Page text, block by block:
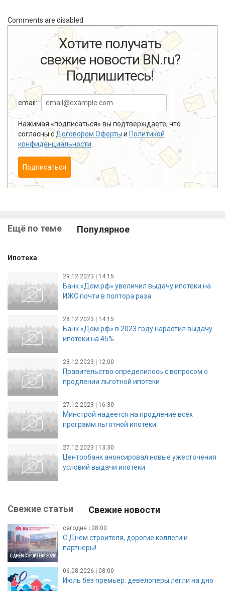
Comments are disabled
Хотите получать
свежие новости BN.ru?
Подпишитесь!
email:
Нажимая «подписаться» вы подтверждаете, что
согласны сДоговором Оферты и Политикой
конфиденциальности
Подписаться
Ещё по теме Популярное
Ипотека
29.12.2023 | 14:15
Банк «Дом.рф» увеличил выдачу ипотеки на
ИЖС почти в полтора раза
28.12.2023 | 14:15
Банк «Дом.рф» в 2023 году нарастил выдачу
ипотеки на 45%
28.12.2023 | 12:00
Правительство определилось с вопросом о
продлении льготной ипотеки
27.12.2023 | 16:30
Минстрой надеется на продление всех
программ льготной ипотеки
27.12.2023 | 13:30
Центробанк анонсировал новые ужесточения
условий выдачи ипотеки
Свежие статьи Свежие новости
сегодня | 08:00
С Днём строителя, дорогие коллеги и
партнёры!
06.08.2026 | 08:00
Июль без премьер: девелоперы легли на дно